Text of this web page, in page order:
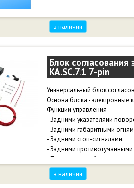
в наличии
Блок
KA.SC.7.1 7-pin
Универсальный блок
Основа блока - электронные
Функции управления:
- Задними указателями
- Задними габаритными
- Задними стоп-сигналами.
- Задними
- Поддержка работы со
Подключается к штатной
непосредственно к задним
в наличии